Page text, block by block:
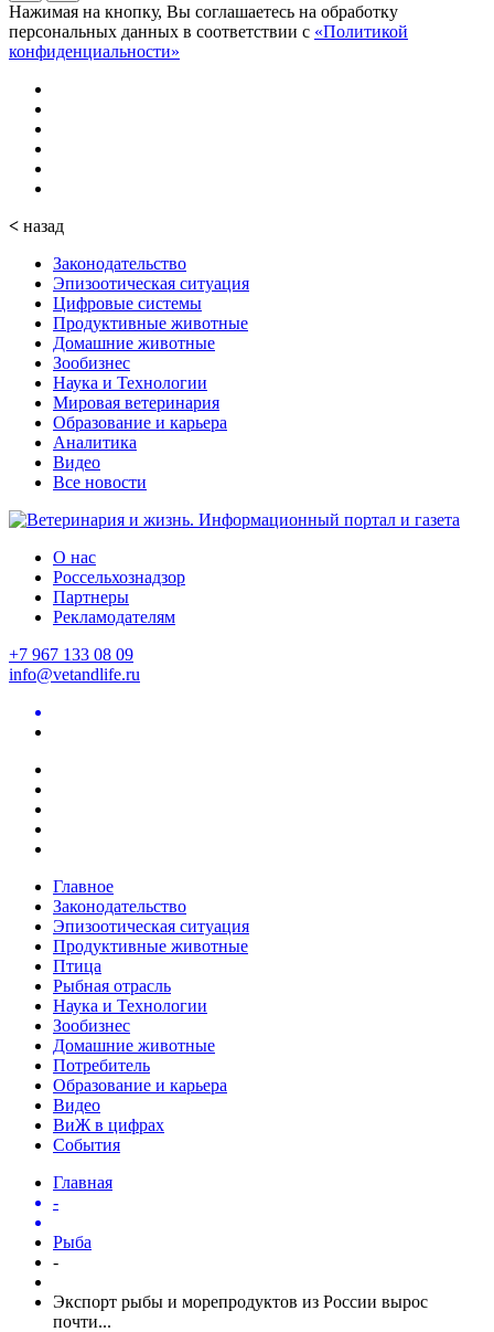
Нажимая на кнопку, Вы соглашаетесь на обработку
персональных данных в соответствии с «Политикой
конфиденциальности»
< назад
Законодательство
Эпизоотическая ситуация
Цифровые системы
Продуктивные животные
Домашние животные
Зообизнес
Наука и Технологии
Мировая ветеринария
Образование и карьера
Аналитика
Видео
Все новости
О нас
Россельхознадзор
Партнеры
Рекламодателям
+7 967 133 08 09
info@vetandlife.ru
Главное
Законодательство
Эпизоотическая ситуация
Продуктивные животные
Птица
Рыбная отрасль
Наука и Технологии
Зообизнес
Домашние животные
Потребитель
Образование и карьера
Видео
ВиЖ в цифрах
События
Главная
-
Рыба
-
Экспорт рыбы и морепродуктов из России вырос
почти...